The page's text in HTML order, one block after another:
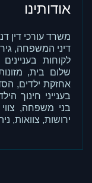
אודותינו
משרד עורכי דין
דיני המשפחה,
לקוחות
שלום בית,
אחזקת ילדים,
בענייני חינוך
בני משפחה,
ירושות, צוואות,